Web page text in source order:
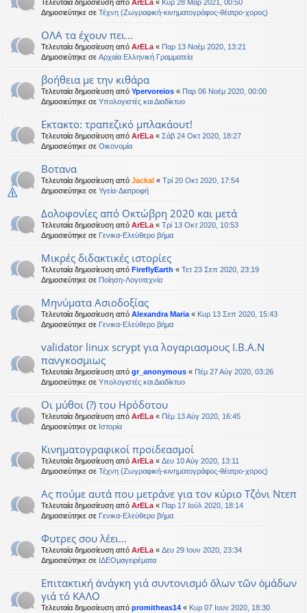
Τελευταία δημοσίευση από ArELa « Κυρ 28 Μαρ 2021, 00:50
Δημοσιεύτηκε σε Τέχνη (Ζωγραφική-κινηματογράφος-θέατρο-χορος)
ΟΛΑ τα έχουν πει...
Τελευταία δημοσίευση από ArELa « Παρ 13 Νοέμ 2020, 13:21
Δημοσιεύτηκε σε Αρχαία Ελληνική Γραμματεία
βοήθεια με την κιθάρα
Τελευταία δημοσίευση από Ypervoreios « Παρ 06 Νοέμ 2020, 00:00
Δημοσιεύτηκε σε Υπολογιστές και Διαδίκτυο
Εκτακτο: τραπεζικό μπλακάουτ!
Τελευταία δημοσίευση από ArELa « Σάβ 24 Οκτ 2020, 18:27
Δημοσιεύτηκε σε Oικονομία
Βοτανα
Τελευταία δημοσίευση από Jackal « Τρί 20 Οκτ 2020, 17:54
Δημοσιεύτηκε σε Υγεία-Διατροφή
Δολοφονίες από Οκτώβρη 2020 και μετά
Τελευταία δημοσίευση από ArELa « Τρί 13 Οκτ 2020, 10:53
Δημοσιεύτηκε σε Γενικα-Ελεύθερο βήμα
Μικρές διδακτικές ιστορίες
Τελευταία δημοσίευση από FireflyEarth « Τετ 23 Σεπ 2020, 23:19
Δημοσιεύτηκε σε Ποίηση-Λογοτεχνία
Μηνύματα Ασιοδοξίας
Τελευταία δημοσίευση από Alexandra Maria « Κυρ 13 Σεπ 2020, 15:43
Δημοσιεύτηκε σε Γενικα-Ελεύθερο βήμα
validator linux scrypt για λογαριασμους Ι.Β.Α.Ν
πανγκοσμιως
Τελευταία δημοσίευση από gr_anonymous « Πέμ 27 Αύγ 2020, 03:26
Δημοσιεύτηκε σε Υπολογιστές και Διαδίκτυο
Οι μύθοι (?) του Ηρόδοτου
Τελευταία δημοσίευση από ArELa « Πέμ 13 Αύγ 2020, 16:45
Δημοσιεύτηκε σε Ιστορία
Κινηματογραφικοί προϊδεασμοί
Τελευταία δημοσίευση από ArELa « Δευ 10 Αύγ 2020, 13:11
Δημοσιεύτηκε σε Τέχνη (Ζωγραφική-κινηματογράφος-θέατρο-χορος)
Ας πούμε αυτά που μετράνε για τον κύριο Τζόνι Ντεπ
Τελευταία δημοσίευση από ArELa « Παρ 17 Ιούλ 2020, 18:14
Δημοσιεύτηκε σε Γενικα-Ελεύθερο βήμα
Φυτρες σου λέει...
Τελευταία δημοσίευση από ArELa « Δευ 29 Ιουν 2020, 23:34
Δημοσιεύτηκε σε ΙΔΕΟμαγειρέματα
Επιτακτική ἀνάγκη γιά συντονισμό ὅλων τῶν ὁμάδων
γιά τό ΚΑΛΟ
Τελευταία δημοσίευση από promitheas14 « Κυρ 07 Ιουν 2020, 18:30